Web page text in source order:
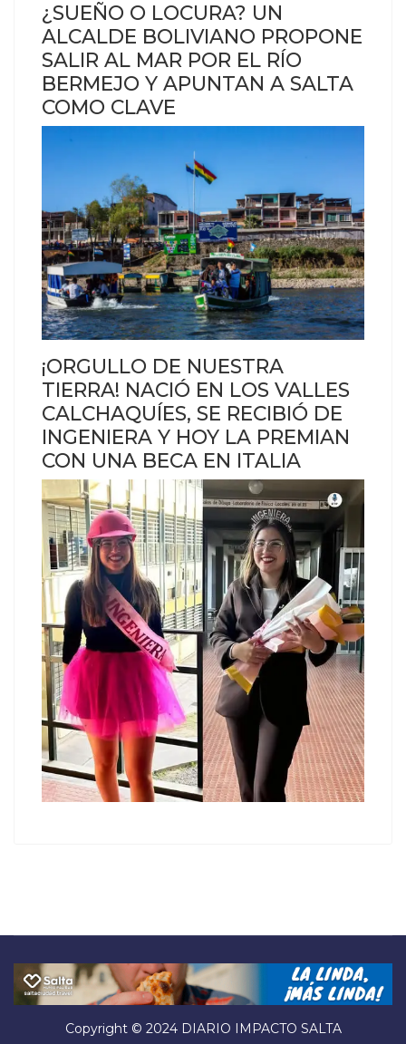
¿SUEÑO O LOCURA? UN
ALCALDE BOLIVIANO PROPONE
SALIR AL MAR POR EL RÍO
BERMEJO Y APUNTAN A SALTA
COMO CLAVE
¡ORGULLO DE NUESTRA
TIERRA! NACIÓ EN LOS VALLES
CALCHAQUÍES, SE RECIBIÓ DE
INGENIERA Y HOY LA PREMIAN
CON UNA BECA EN ITALIA
Copyright © 2024 DIARIO IMPACTO SALTA